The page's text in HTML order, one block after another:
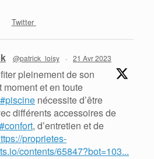
Twitter
@patrick_loisy · 21 Avr 2023
pleinement de son
moment et en toute
#piscine nécessite d’être
différents accessoires de
#confort, d’entretien et de
proprietes-
contents/65847?bot=103...